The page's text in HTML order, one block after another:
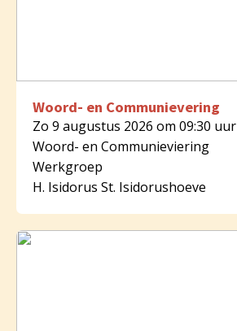
Woord- en Communievering
Zo 9 augustus 2026 om 09:30 uur
Woord- en Communieviering
Werkgroep
H. Isidorus St. Isidorushoeve